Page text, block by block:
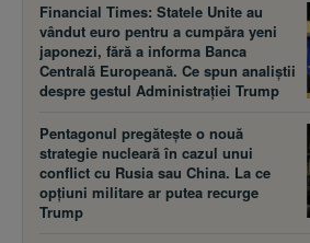
Financial Times: Statele Unite au
vândut euro pentru a cumpăra yeni
japonezi, fără a informa Banca
Centrală Europeană. Ce spun analiștii
despre gestul Administrației Trump
Pentagonul pregătește o nouă
strategie nucleară în cazul unui
conflict cu Rusia sau China. La ce
opțiuni militare ar putea recurge
Trump